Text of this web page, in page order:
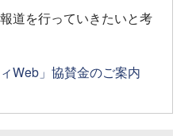
道を行っていきたいと考
Web」協賛金のご案内